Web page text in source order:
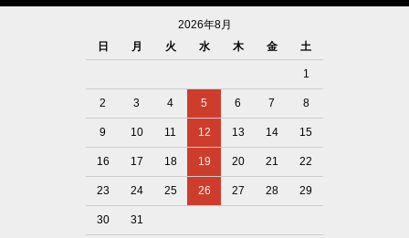
2026年8月
日
月 火 水 木 金 土
1
2 3 4 5 6 7 8
9 10 11 12 13 14 15
16 17 18 19 20 21 22
23 24 25 26 27 28 29
30 31